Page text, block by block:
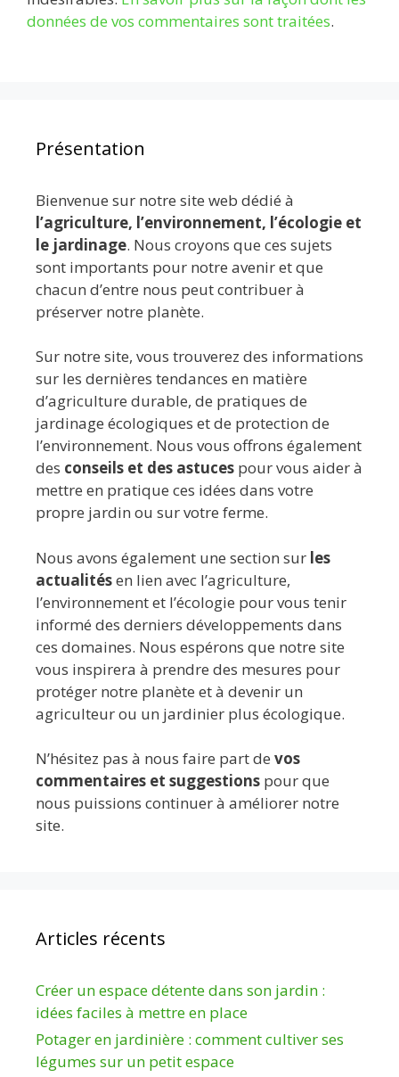
données de vos commentaires sont traitées.
Présentation
Bienvenue sur notre site web dédié à
l’agriculture, l’environnement, l’écologie et
le jardinage. Nous croyons que ces sujets
sont importants pour notre avenir et que
chacun d’entre nous peut contribuer à
préserver notre planète.
Sur notre site, vous trouverez des informations
sur les dernières tendances en matière
d’agriculture durable, de pratiques de
jardinage écologiques et de protection de
l’environnement. Nous vous offrons également
des conseils et des astuces pour vous aider à
mettre en pratique ces idées dans votre
propre jardin ou sur votre ferme.
Nous avons également une section sur les
actualitésen lien avec l’agriculture,
l’environnement et l’écologie pour vous tenir
informé des derniers développements dans
ces domaines. Nous espérons que notre site
vous inspirera à prendre des mesures pour
protéger notre planète et à devenir un
agriculteur ou un jardinier plus écologique.
N’hésitez pas à nous faire part de vos
commentaires et suggestions pour que
nous puissions continuer à améliorer notre
site.
Articles récents
Créer un espace détente dans son jardin :
idées faciles à mettre en place
Potager en jardinière : comment cultiver ses
légumes sur un petit espace